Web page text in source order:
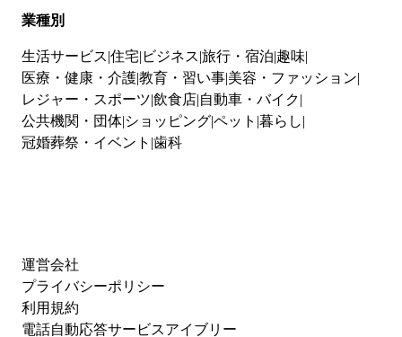
業種別
生活サービス 住宅 ビジネス 旅行・宿泊 趣味
医療・健康・介護教育・習い事 美容・ファッション
レジャー・スポーツ 飲食店 自動車・バイク
公共機関・団体 ショッピングペット 暮らし
冠婚葬祭・イベント 歯科
運営会社
プライバシーポリシー
利用規約
電話自動応答サービスアイブリー